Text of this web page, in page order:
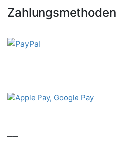
Zahlungsmethoden